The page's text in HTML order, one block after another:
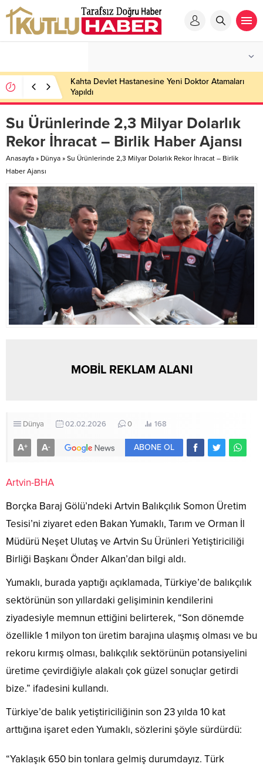
Kahta Devlet Hastanesine Yeni Doktor Atamaları
Yapıldı
Su Ürünlerinde 2,3 Milyar Dolarlık
Rekor İhracat – Birlik Haber Ajansı
Anasayfa » Dünya » Su Ürünlerinde 2,3 Milyar Dolarlık Rekor İhracat – Birlik
Haber Ajansı
MOBİL REKLAM ALANI
Dünya 02.02.2026 0 168
A+ A- ABONE OL
Artvin-BHA
Borçka Baraj Gölü’ndeki Artvin Balıkçılık Somon Üretim
Tesisi’ni ziyaret eden Bakan Yumaklı, Tarım ve Orman İl
Müdürü Neşet Ulutaş ve Artvin Su Ürünleri Yetiştiriciliği
Birliği Başkanı Önder Alkan’dan bilgi aldı.
Yumaklı, burada yaptığı açıklamada, Türkiye’de balıkçılık
sektörünün son yıllardaki gelişiminin kendilerini
ziyadesiyle memnun ettiğini belirterek, “Son dönemde
özellikle 1 milyon ton üretim barajına ulaşmış olması ve bu
rekoru kırmış olması, balıkçılık sektörünün potansiyelini
üretime çevirdiğiyle alakalı çok güzel sonuçlar getirdi
bize.” ifadesini kullandı.
Türkiye’de balık yetiştiriciliğinin son 23 yılda 10 kat
arttığına işaret eden Yumaklı, sözlerini şöyle sürdürdü:
“Yaklaşık 650 bin tonlara gelmiş durumdayız. Türk